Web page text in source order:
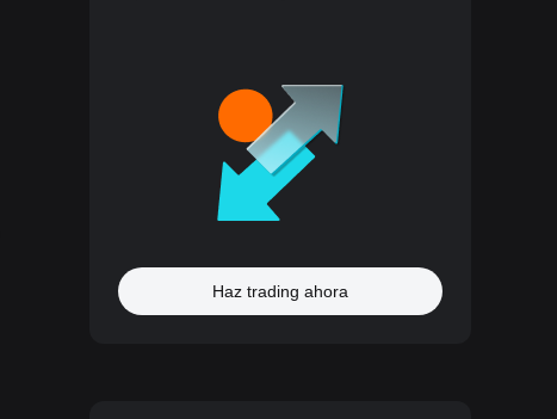
Haz trading ahora